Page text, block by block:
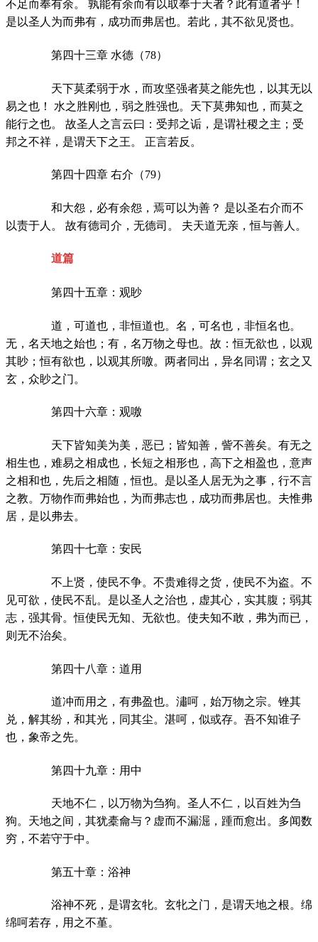
不足而奉有余。 孰能有余而有以取奉于天者？此有道者乎！
是以圣人为而弗有，成功而弗居也。若此，其不欲见贤也。
第四十三章 水德（78）
天下莫柔弱于水，而攻坚强者莫之能先也，以其无以
易之也！ 水之胜刚也，弱之胜强也。天下莫弗知也，而莫之
能行之也。 故圣人之言云曰：受邦之诟，是谓社稷之主；受
邦之不祥，是谓天下之王。 正言若反。
第四十四章 右介（79）
和大怨，必有余怨，焉可以为善？ 是以圣右介而不
以责于人。 故有德司介，无德司。 夫天道无亲，恒与善人。
道篇
第四十五章：观眇
道，可道也，非恒道也。名，可名也，非恒名也。
无，名天地之始也；有，名万物之母也。故：恒无欲也，以观
其眇；恒有欲也，以观其所噭。两者同出，异名同谓；玄之又
玄，众眇之门。
第四十六章：观噭
天下皆知美为美，恶已；皆知善，訾不善矣。有无之
相生也，难易之相成也，长短之相形也，高下之相盈也，意声
之相和也，先后之相随，恒也。是以圣人居无为之事，行不言
之教。万物作而弗始也，为而弗志也，成功而弗居也。夫惟弗
居，是以弗去。
第四十七章：安民
不上贤，使民不争。不贵难得之货，使民不为盗。不
见可欲，使民不乱。是以圣人之治也，虚其心，实其腹；弱其
志，强其骨。恒使民无知、无欲也。使夫知不敢，弗为而已，
则无不治矣。
第四十八章：道用
道冲而用之，有弗盈也。潚呵，始万物之宗。锉其
兑，解其纷，和其光，同其尘。湛呵，似或存。吾不知谁子
也，象帝之先。
第四十九章：用中
天地不仁，以万物为刍狗。圣人不仁，以百姓为刍
狗。天地之间，其犹橐龠与？虚而不漏淈，踵而愈出。多闻数
穷，不若守于中。
第五十章：浴神
浴神不死，是谓玄牝。玄牝之门，是谓天地之根。绵
绵呵若存，用之不堇。